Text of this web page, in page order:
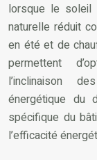
lorsque le soleil
naturelle réduit
en été et de
permettent
l’inclinaison
énergétique du
spécifique du
l’efficacité